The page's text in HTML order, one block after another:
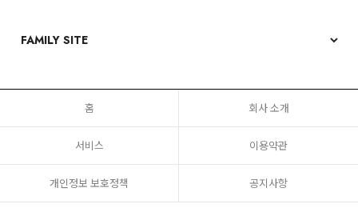
홈 회사 소개
서비스 이용약관
개인정보 보호정책 공지사항